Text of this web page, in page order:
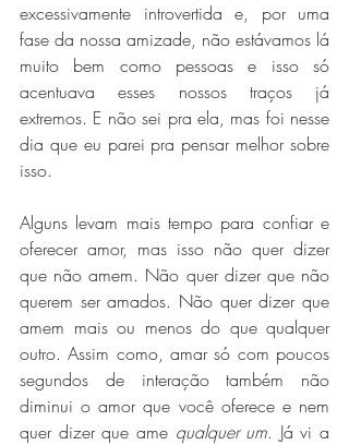
excessivamente introvertida e, por uma
fase da nossa amizade, não estávamos lá
muito bem como pessoas e isso só
acentuava esses nossos traços já
extremos. E não sei pra ela, mas foi nesse
dia que eu parei pra pensar melhor sobre
isso.
Alguns levam mais tempo para confiar e
oferecer amor, mas isso não quer dizer
que não amem. Não quer dizer que não
querem ser amados. Não quer dizer que
amem mais ou menos do que qualquer
outro. Assim como, amar só com poucos
segundos de interação também não
diminui o amor que você oferece e nem
quer dizer que ame qualquer um. Já vi a